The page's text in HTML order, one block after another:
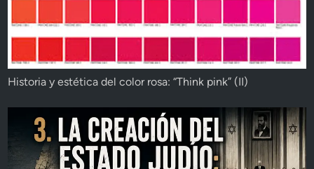
Historia y estética del color rosa: “Think pink” (II)